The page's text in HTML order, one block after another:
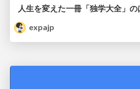
expajp